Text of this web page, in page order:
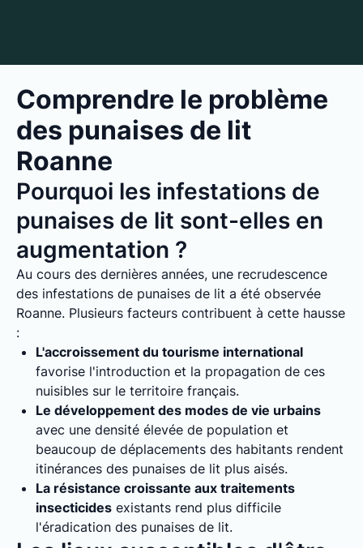
Comprendre le problème
des punaises de lit
Roanne
Pourquoi les infestations de
punaises de lit sont-elles en
augmentation ?
Au cours des dernières années, une recrudescence
des infestations de punaises de lit a été observée
Roanne. Plusieurs facteurs contribuent à cette hausse
:
L'accroissement du tourisme international
favorise l'introduction et la propagation de ces
nuisibles sur le territoire français.
Le développement des modes de vie urbains
avec une densité élevée de population et
beaucoup de déplacements des habitants rendent
itinérances des punaises de lit plus aisés.
La résistance croissante aux traitements
insecticides existants rend plus difficile
l'éradication des punaises de lit.